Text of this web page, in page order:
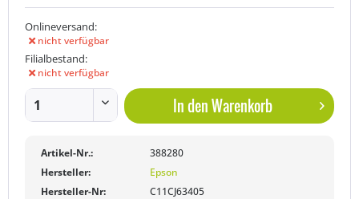
Onlineversand:
nicht verfügbar
Filialbestand:
nicht verfügbar
In denWarenkorb
Artikel-Nr.:
388280
Hersteller:
Epson
Hersteller-Nr:
C11CJ63405